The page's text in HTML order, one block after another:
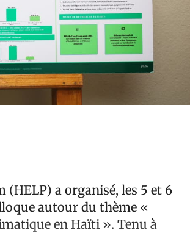
a organisé, les 5 et 6
autour du thème «
en Haïti ». Tenu à